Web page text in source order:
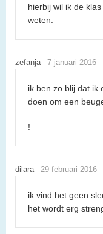
hierbij wil ik de
weten.
zefanja 7 januari 2016
ik ben zo blij dat ik
doen om een
!
dilara 29 februari 2016
ik vind het geen
het wordt erg